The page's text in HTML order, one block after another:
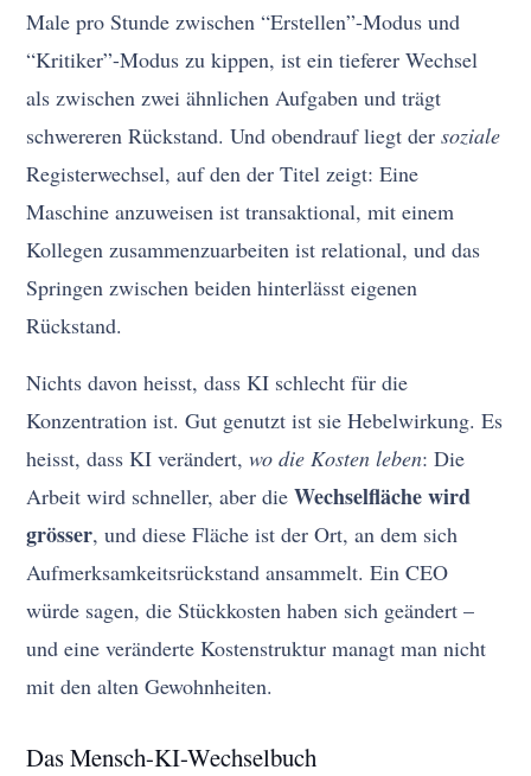
Male pro Stunde zwischen “Erstellen”-Modus und
“Kritiker”-Modus zu kippen, ist ein tieferer Wechsel
als zwischen zwei ähnlichen Aufgaben und trägt
schwereren Rückstand. Und obendrauf liegt dersoziale
Registerwechsel, auf den der Titel zeigt: Eine
Maschine anzuweisen ist transaktional, mit einem
Kollegen zusammenzuarbeiten ist relational, und das
Springen zwischen beiden hinterlässt eigenen
Rückstand.
Nichts davon heisst, dass KI schlecht für die
Konzentration ist. Gut genutzt ist sie Hebelwirkung. Es
heisst, dass KI verändert,wo die Kosten leben: Die
Arbeit wird schneller, aber dieWechselfläche wird
grösser, und diese Fläche ist der Ort, an dem sich
Aufmerksamkeitsrückstand ansammelt. Ein CEO
würde sagen, die Stückkosten haben sich geändert –
und eine veränderte Kostenstruktur managt man nicht
mit den alten Gewohnheiten.
Das Mensch-KI-Wechselbuch